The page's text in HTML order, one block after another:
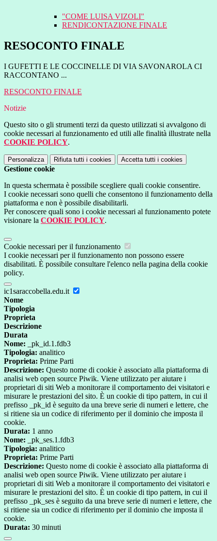
"COME LUISA VIZOLI"
RENDICONTAZIONE FINALE
RESOCONTO FINALE
I GUFETTI E LE COCCINELLE DI VIA SAVONAROLA CI
RACCONTANO ...
RESOCONTO FINALE
Notizie
Questo sito o gli strumenti terzi da questo utilizzati si avvalgono di
cookie necessari al funzionamento ed utili alle finalità illustrate nella
COOKIE POLICY.
Personalizza Rifiuta tutti i cookies Accetta tutti i cookies
Gestione cookie
In questa schermata è possibile scegliere quali cookie consentire.
I cookie necessari sono quelli che consentono il funzionamento della
piattaforma e non è possibile disabilitarli.
Per conoscere quali sono i cookie necessari al funzionamento potete
visionare la COOKIE POLICY.
Cookie necessari per il funzionamento
I cookie necessari per il funzionamento non possono essere
disabilitati. È possibile consultare l'elenco nella pagina della cookie
policy.
ic1saraccobella.edu.it
Nome
Tipologia
Proprieta
Descrizione
Durata
Nome: _pk_id.1.fdb3
Tipologia: analitico
Proprieta: Prime Parti
Descrizione: Questo nome di cookie è associato alla piattaforma di
analisi web open source Piwik. Viene utilizzato per aiutare i
proprietari di siti Web a monitorare il comportamento dei visitatori e
misurare le prestazioni del sito. È un cookie di tipo pattern, in cui il
prefisso _pk_id è seguito da una breve serie di numeri e lettere, che
si ritiene sia un codice di riferimento per il dominio che imposta il
cookie.
Durata: 1 anno
Nome: _pk_ses.1.fdb3
Tipologia: analitico
Proprieta: Prime Parti
Descrizione: Questo nome di cookie è associato alla piattaforma di
analisi web open source Piwik. Viene utilizzato per aiutare i
proprietari di siti Web a monitorare il comportamento dei visitatori e
misurare le prestazioni del sito. È un cookie di tipo pattern, in cui il
prefisso _pk_ses è seguito da una breve serie di numeri e lettere, che
si ritiene sia un codice di riferimento per il dominio che imposta il
cookie.
Durata: 30 minuti